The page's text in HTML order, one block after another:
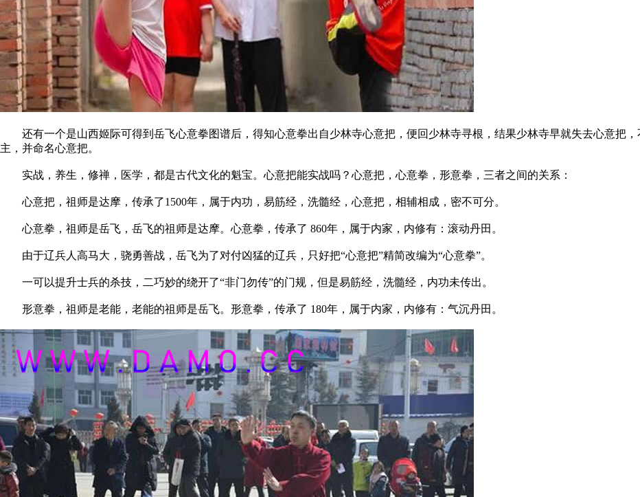
还有一个是山西姬际可得到岳飞心意拳图谱后，得知心意拳出自少林寺心意把，便回少林寺寻根，结果少林寺早就失去心意把
主，并命名心意把。
实战，养生，修禅，医学，都是古代文化的魁宝。心意把能实战吗？心意把，心意拳，形意拳，三者之间的关系：
心意把，祖师是达摩，传承了1500年，属于内功，易筋经，洗髓经，心意把，相辅相成，密不可分。
心意拳，祖师是岳飞，岳飞的祖师是达摩。心意拳，传承了 860年，属于内家，内修有：滚动丹田。
由于辽兵人高马大，骁勇善战，岳飞为了对付凶猛的辽兵，只好把“心意把”精简改编为“心意拳”。
一可以提升士兵的杀技，二巧妙的绕开了“非门勿传”的门规，但是易筋经，洗髓经，内功未传出。
形意拳，祖师是老能，老能的祖师是岳飞。形意拳，传承了 180年，属于内家，内修有：气沉丹田。